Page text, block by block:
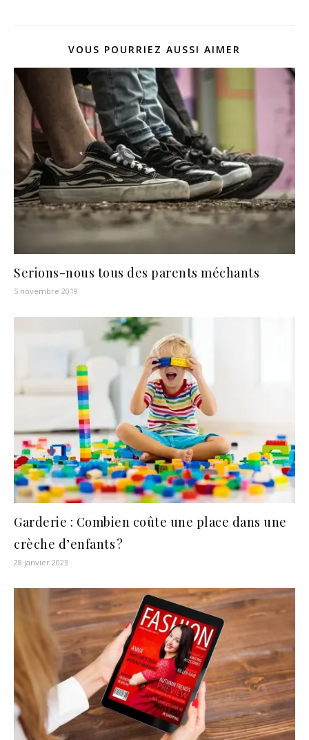
VOUS POURRIEZ AUSSI AIMER
Serions-nous tous des parents méchants
5 novembre 2019
Garderie : Combien coûte une place dans une
crèche d’enfants ?
28 janvier 2023